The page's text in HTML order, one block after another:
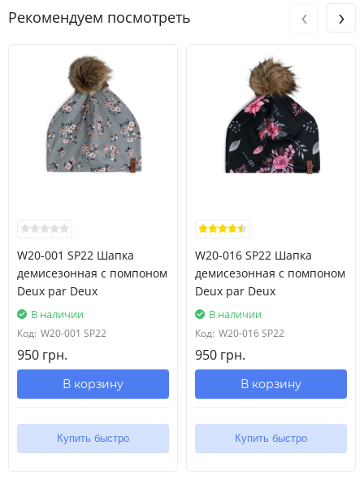
Рекомендуем посмотреть
W20-001 SP22 Шапка
демисезонная с помпоном
Deux par Deux
В наличии
Код: W20-001 SP22
950 грн.
В корзину
Купить быстро
W20-016 SP22 Шапка
демисезонная с помпоном
Deux par Deux
В наличии
Код: W20-016 SP22
950 грн.
В корзину
Купить быстро
‹ ›